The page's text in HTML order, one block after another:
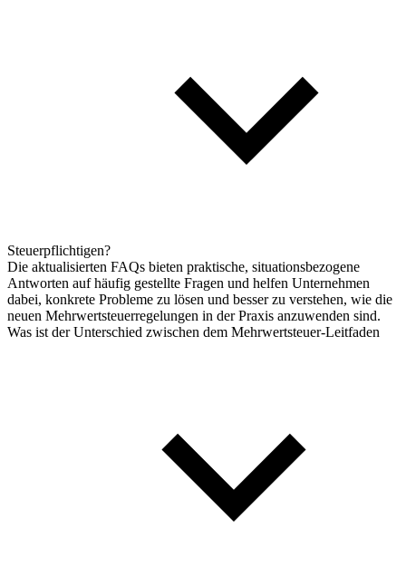
Steuerpflichtigen?
Die aktualisierten FAQs bieten praktische, situationsbezogene
Antworten auf häufig gestellte Fragen und helfen Unternehmen
dabei, konkrete Probleme zu lösen und besser zu verstehen, wie die
neuen Mehrwertsteuerregelungen in der Praxis anzuwenden sind.
Was ist der Unterschied zwischen dem Mehrwertsteuer-Leitfaden